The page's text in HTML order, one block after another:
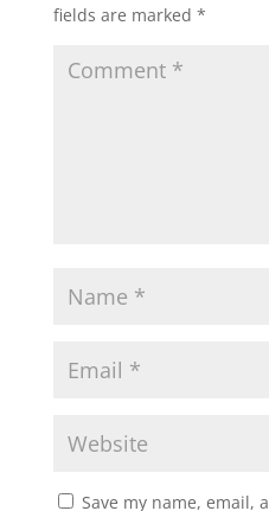
fields are marked *
Save my name, email,